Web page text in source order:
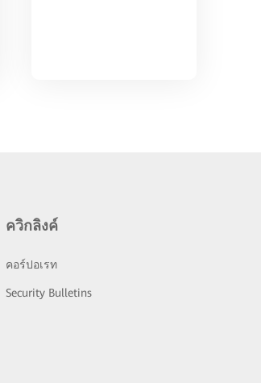
ควิกลิงค์
คอร์ปอเรท
Security Bulletins